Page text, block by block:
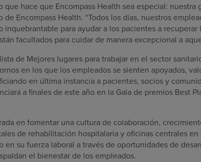
hace que Encompass Health sea especial: nuestra
Encompass Health. “Todos los días, nuestros
inquebrantable para ayudar a los pacientes a
facultados para cuidar de manera excepcional a
de Mejores lugares para trabajar en el sector
en los que los empleados se sienten apoyados,
en última instancia a pacientes, socios y
a finales de este año en la Gala de premios Best
en fomentar una cultura de colaboración,
de rehabilitación hospitalaria y oficinas centrales en
en su fuerza laboral a través de oportunidades de
el bienestar de los empleados.